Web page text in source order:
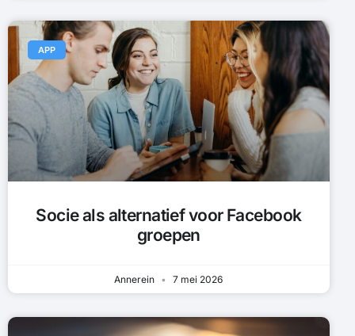
APP
Socie als alternatief voor Facebook
groepen
Annerein 7 mei 2026